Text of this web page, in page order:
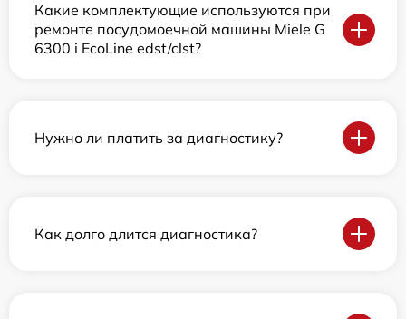
Какие комплектующие используются при
ремонте посудомоечной машины Miele G
6300 i EcoLine edst/clst?
Нужно ли платить за диагностику?
Как долго длится диагностика?